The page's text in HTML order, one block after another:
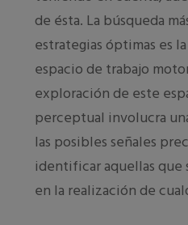
de ésta. La búsqueda
estrategias óptimas es
espacio de trabajo
exploración de este
perceptual involucra
las posibles señales
identificar aquellas que
en la realización de